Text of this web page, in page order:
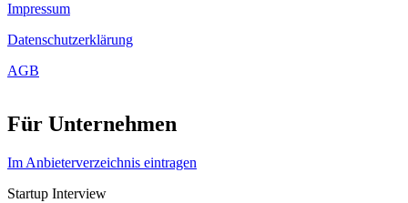
Impressum
Datenschutzerklärung
AGB
Für Unternehmen
Im Anbieterverzeichnis eintragen
Startup Interview